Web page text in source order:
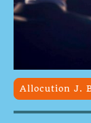
Allocution J.